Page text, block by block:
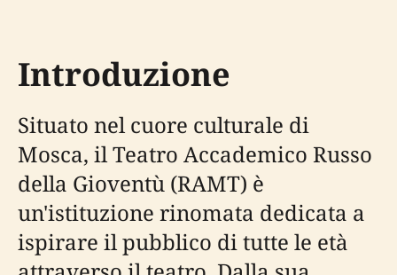
Introduzione
Situato nel cuore culturale di
Mosca, il Teatro Accademico Russo
della Gioventù (RAMT) è
un'istituzione rinomata dedicata a
ispirare il pubblico di tutte le età